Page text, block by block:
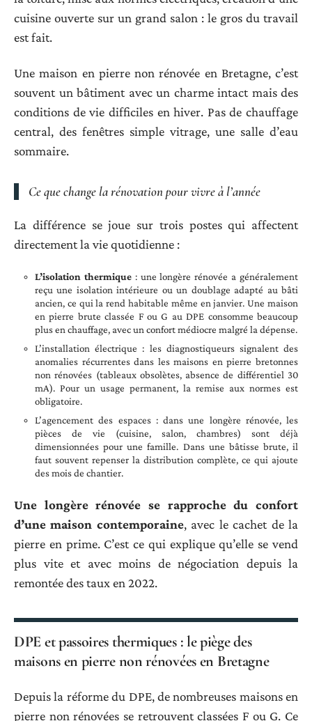
cuisine ouverte sur un grand salon : le gros du travail
est fait.
Une maison en pierre non rénovée en Bretagne, c’est
souvent un bâtiment avec un charme intact mais des
conditions de vie difficiles en hiver. Pas de chauffage
central, des fenêtres simple vitrage, une salle d’eau
sommaire.
Ce que change la rénovation pour vivre à l’année
La différence se joue sur trois postes qui affectent
directement la vie quotidienne :
L’isolation thermique: une longère rénovée a généralement
reçu une isolation intérieure ou un doublage adapté au bâti
ancien, ce qui la rend habitable même en janvier. Une maison
en pierre brute classée F ou G au DPE consomme beaucoup
plus en chauffage, avec un confort médiocre malgré la dépense.
L’installation électrique : les diagnostiqueurs signalent des
anomalies récurrentes dans les maisons en pierre bretonnes
non rénovées (tableaux obsolètes, absence de différentiel 30
mA). Pour un usage permanent, la remise aux normes est
obligatoire.
L’agencement des espaces : dans une longère rénovée, les
pièces de vie (cuisine, salon, chambres) sont déjà
dimensionnées pour une famille. Dans une bâtisse brute, il
faut souvent repenser la distribution complète, ce qui ajoute
des mois de chantier.
Une longère rénovée se rapproche du confort
d’une maison contemporaine, avec le cachet de la
pierre en prime. C’est ce qui explique qu’elle se vend
plus vite et avec moins de négociation depuis la
remontée des taux en 2022.
DPE et passoires thermiques : le piège des
maisons en pierre non rénovées en Bretagne
Depuis la réforme du DPE, de nombreuses maisons en
pierre non rénovées se retrouvent classées F ou G. Ce